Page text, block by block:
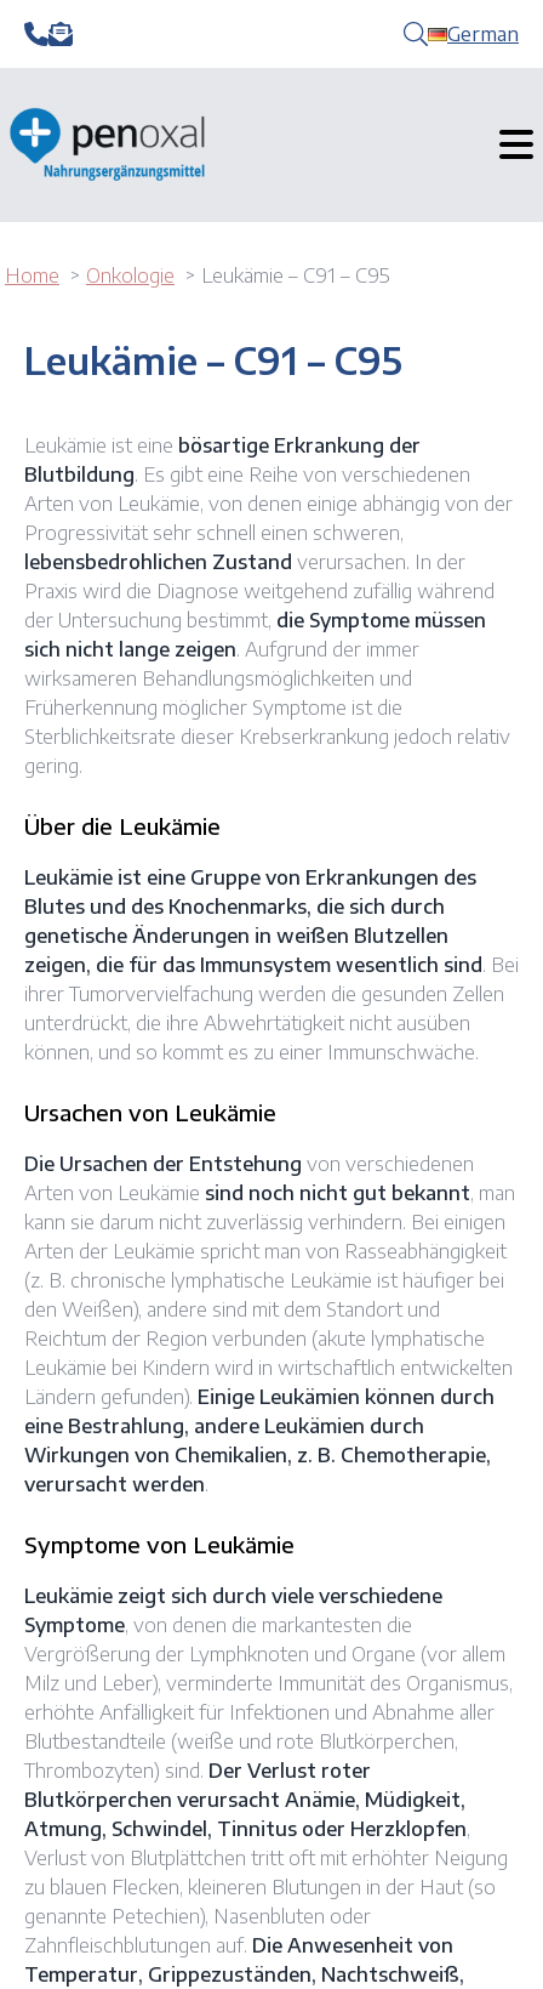
German
Home Onkologie Leukämie – C91 – C95
Leukämie – C91 – C95
Leukämie ist eine bösartige Erkrankung der
Blutbildung. Es gibt eine Reihe von verschiedenen
Arten von Leukämie, von denen einige abhängig von der
Progressivität sehr schnell einen schweren,
lebensbedrohlichen Zustand verursachen. In der
Praxis wird die Diagnose weitgehend zufällig während
der Untersuchung bestimmt, die Symptome müssen
sich nicht lange zeigen. Aufgrund der immer
wirksameren Behandlungsmöglichkeiten und
Früherkennung möglicher Symptome ist die
Sterblichkeitsrate dieser Krebserkrankung jedoch relativ
gering.
Über die Leukämie
Leukämie ist eine Gruppe von Erkrankungen des
Blutes und des Knochenmarks, die sich durch
genetische Änderungen in weißen Blutzellen
zeigen, die für das Immunsystem wesentlich sind. Bei
ihrer Tumorvervielfachung werden die gesunden Zellen
unterdrückt, die ihre Abwehrtätigkeit nicht ausüben
können, und so kommt es zu einer Immunschwäche.
Ursachen von Leukämie
Die Ursachen der Entstehung von verschiedenen
Arten von Leukämie sind noch nicht gut bekannt, man
kann sie darum nicht zuverlässig verhindern. Bei einigen
Arten der Leukämie spricht man von Rasseabhängigkeit
(z. B. chronische lymphatische Leukämie ist häufiger bei
den Weißen), andere sind mit dem Standort und
Reichtum der Region verbunden (akute lymphatische
Leukämie bei Kindern wird in wirtschaftlich entwickelten
Ländern gefunden). Einige Leukämien können durch
eine Bestrahlung, andere Leukämien durch
Wirkungen von Chemikalien, z. B. Chemotherapie,
verursacht werden.
Symptome von Leukämie
Leukämie zeigt sich durch viele verschiedene
Symptome, von denen die markantesten die
Vergrößerung der Lymphknoten und Organe (vor allem
Milz und Leber), verminderte Immunität des Organismus,
erhöhte Anfälligkeit für Infektionen und Abnahme aller
Blutbestandteile (weiße und rote Blutkörperchen,
Thrombozyten) sind. Der Verlust roter
Blutkörperchen verursacht Anämie, Müdigkeit,
Atmung, Schwindel, Tinnitus oder Herzklopfen,
Verlust von Blutplättchen tritt oft mit erhöhter Neigung
zu blauen Flecken, kleineren Blutungen in der Haut (so
genannte Petechien), Nasenbluten oder
Zahnfleischblutungen auf. Die Anwesenheit von
Temperatur, Grippezuständen, Nachtschweiß,